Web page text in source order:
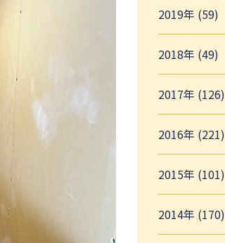
2019年 (59)
2018年 (49)
2017年 (126)
2016年 (221)
2015年 (101)
2014年 (170)